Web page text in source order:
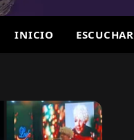
INICIO ESCUCHAR